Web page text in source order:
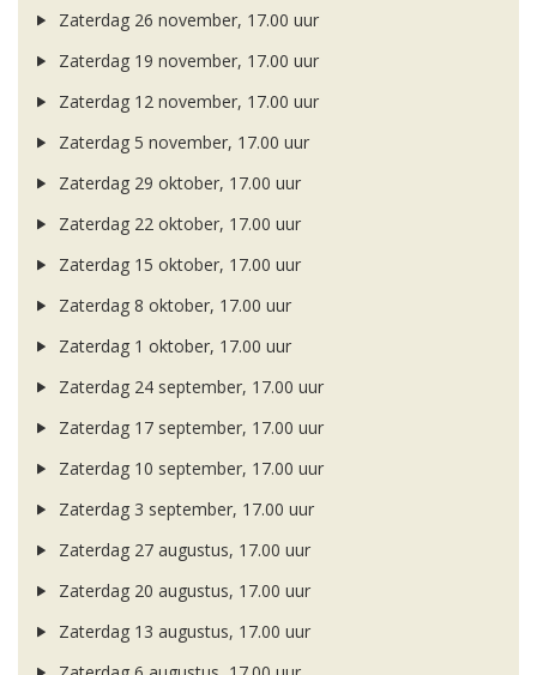
Zaterdag 26 november, 17.00 uur
Zaterdag 19 november, 17.00 uur
Zaterdag 12 november, 17.00 uur
Zaterdag 5 november, 17.00 uur
Zaterdag 29 oktober, 17.00 uur
Zaterdag 22 oktober, 17.00 uur
Zaterdag 15 oktober, 17.00 uur
Zaterdag 8 oktober, 17.00 uur
Zaterdag 1 oktober, 17.00 uur
Zaterdag 24 september, 17.00 uur
Zaterdag 17 september, 17.00 uur
Zaterdag 10 september, 17.00 uur
Zaterdag 3 september, 17.00 uur
Zaterdag 27 augustus, 17.00 uur
Zaterdag 20 augustus, 17.00 uur
Zaterdag 13 augustus, 17.00 uur